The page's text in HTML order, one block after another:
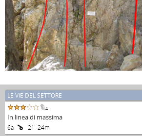
LE VIE DEL SETTORE
4
In linea di massima
6a 21–24m